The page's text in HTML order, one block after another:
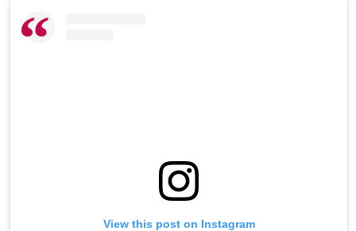
View this post on Instagram